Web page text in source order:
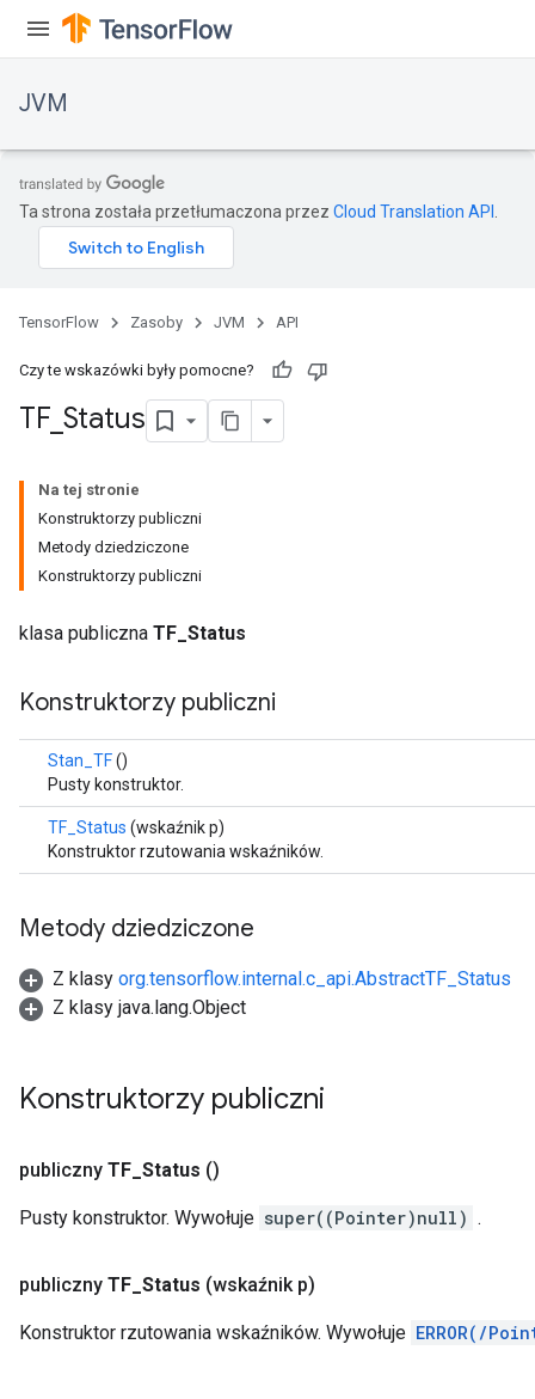
JVM
Ta strona została przetłumaczona przez Cloud Translation API
TensorFlow Zasoby JVM API
Czy te wskazówki były pomocne?
TF Status
Na tej stronie
Konstruktorzy publiczni
Metody dziedziczone
Konstruktorzy publiczni
klasa publiczna TF_Status
Konstruktorzy publiczni
Stan_TF()
Pusty konstruktor.
TF_Status (wskaźnik p)
Konstruktor rzutowania wskaźników.
Metody dziedziczone
Z klasy org.tensorflow.internal.c_api.AbstractTF_Status
Z klasy java.lang.Object
Konstruktorzy publiczni
publiczny TF Status ()
Pusty konstruktor. Wywołuje super((Pointer)null) .
publiczny TF Status (wskaźnik p)
Konstruktor rzutowania wskaźników. Wywołuje ERROR(/